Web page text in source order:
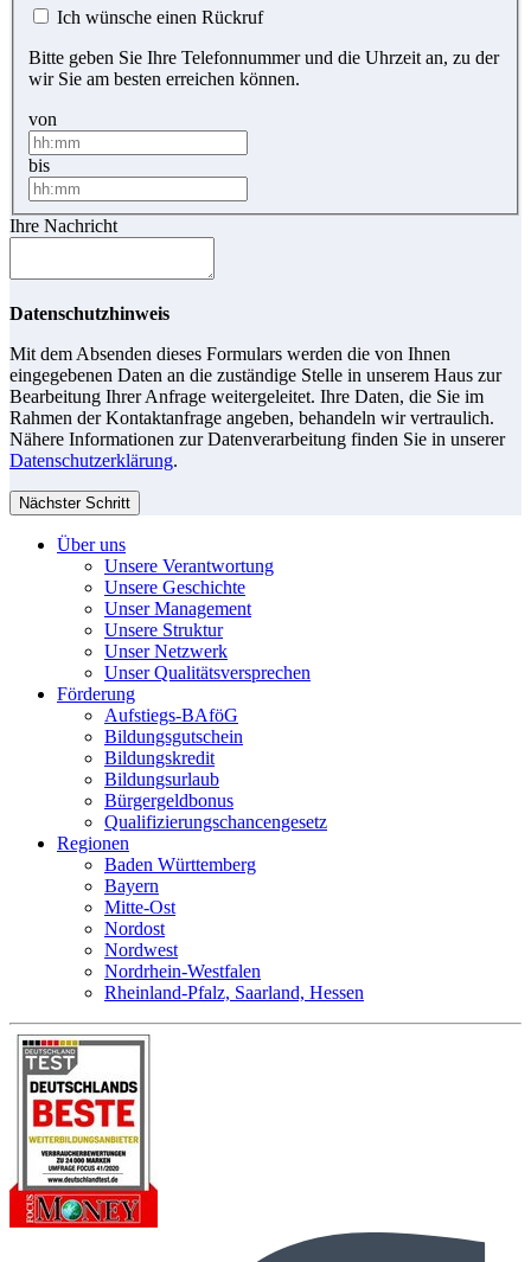
Ich wünsche einen Rückruf
Bitte geben Sie Ihre Telefonnummer und die Uhrzeit an, zu der
wir Sie am besten erreichen können.
von
bis
Ihre Nachricht
Datenschutzhinweis
Mit dem Absenden dieses Formulars werden die von Ihnen
eingegebenen Daten an die zuständige Stelle in unserem Haus zur
Bearbeitung Ihrer Anfrage weitergeleitet. Ihre Daten, die Sie im
Rahmen der Kontaktanfrage angeben, behandeln wir vertraulich.
Nähere Informationen zur Datenverarbeitung finden Sie in unserer
Datenschutzerklärung.
Nächster Schritt
Über uns
Unsere Verantwortung
Unsere Geschichte
Unser Management
Unsere Struktur
Unser Netzwerk
Unser Qualitätsversprechen
Förderung
Aufstiegs-BAföG
Bildungsgutschein
Bildungskredit
Bildungsurlaub
Bürgergeldbonus
Qualifizierungschancengesetz
Regionen
Baden Württemberg
Bayern
Mitte-Ost
Nordost
Nordwest
Nordrhein-Westfalen
Rheinland-Pfalz, Saarland, Hessen